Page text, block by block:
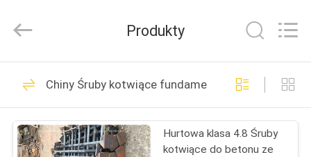
DOM
PRODUKTY
EXPORT
TRADING
Rights
Metalowe śruby
kotwiące
86
Produkty
Chiny Śruby kotwiące fundamentu
Hurtowa klasa 4.8 Śruby
kotwiące do betonu ze